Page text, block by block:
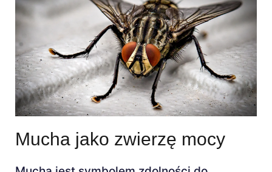
Mucha jako zwierzę mocy